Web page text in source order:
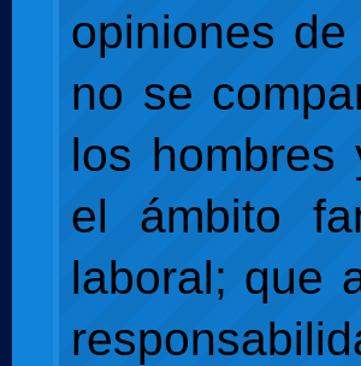
opiniones
no se
los hombres
el ámbito
laboral; que